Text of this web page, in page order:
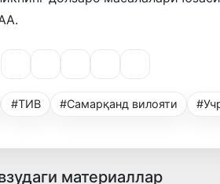
#ТИВ #Самарқанд вилояти
материаллар